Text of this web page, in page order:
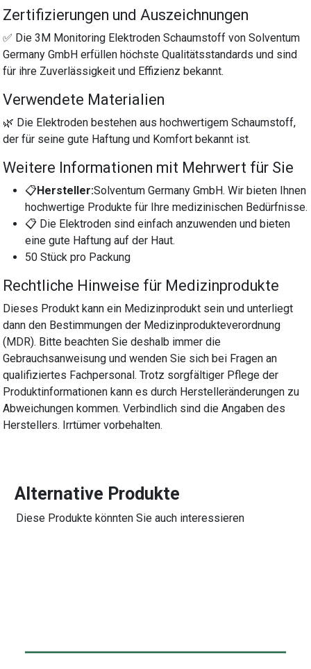
Zertifizierungen und Auszeichnungen
✅ Die 3M Monitoring Elektroden Schaumstoff von Solventum
Germany GmbH erfüllen höchste Qualitätsstandards und sind
für ihre Zuverlässigkeit und Effizienz bekannt.
Verwendete Materialien
🌿 Die Elektroden bestehen aus hochwertigem Schaumstoff,
der für seine gute Haftung und Komfort bekannt ist.
Weitere Informationen mit Mehrwert für Sie
📋Hersteller:Solventum Germany GmbH. Wir bieten Ihnen
hochwertige Produkte für Ihre medizinischen Bedürfnisse.
📋 Die Elektroden sind einfach anzuwenden und bieten
eine gute Haftung auf der Haut.
50 Stück pro Packung
Rechtliche Hinweise für Medizinprodukte
Dieses Produkt kann ein Medizinprodukt sein und unterliegt
dann den Bestimmungen der Medizinprodukteverordnung
(MDR). Bitte beachten Sie deshalb immer die
Gebrauchsanweisung und wenden Sie sich bei Fragen an
qualifiziertes Fachpersonal. Trotz sorgfältiger Pflege der
Produktinformationen kann es durch Herstelleränderungen zu
Abweichungen kommen. Verbindlich sind die Angaben des
Herstellers. Irrtümer vorbehalten.
Alternative Produkte
Diese Produkte könnten Sie auch interessieren